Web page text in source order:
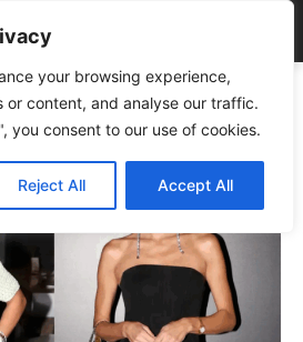
your browsing experience,
or content, and analyse our traffic.
you consent to our use of cookies.
Reject All Accept All
Παπαγεωργίου